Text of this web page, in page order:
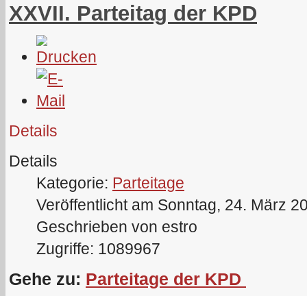
XXVII. Parteitag der KPD
Details
Details
Kategorie: Parteitage
Veröffentlicht am Sonntag, 24. März
Geschrieben von estro
Zugriffe: 1089967
Gehe zu: Parteitage der KPD